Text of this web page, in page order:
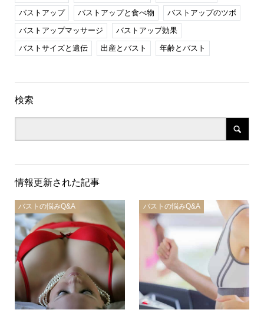
バストアップ
バストアップと食べ物
バストアップのツボ
バストアップマッサージ
バストアップ効果
バストサイズと遺伝
出産とバスト 年齢とバスト
検索
情報更新された記事
バストの悩みQ&A バストの悩みQ&A